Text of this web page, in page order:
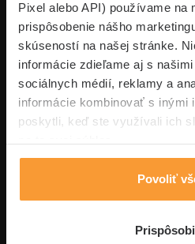
Pixel alebo API) používame na
prispôsobenie nášho
skúseností na našej stránke.
informácie zdieľame aj s
sociálnych médií, reklamy a
informácie kombinovať s inými
poskytli, keď ste využívali ich
Povoliť
Superpoistenie.sk
Informácie
Typy poistení
Volajte pon-pia:
0850
Napíšte